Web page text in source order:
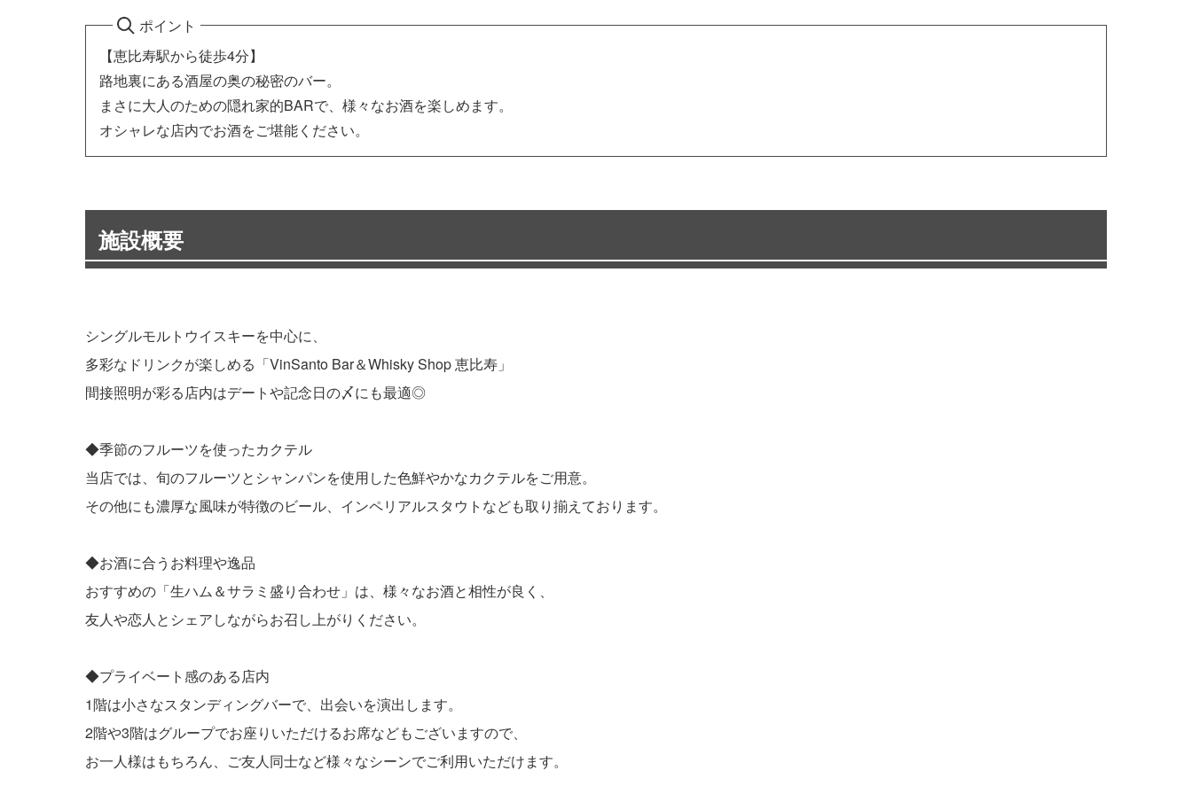
ポイント
【恵比寿駅から徒歩4分】
路地裏にある酒屋の奥の秘密のバー。
まさに大人のための隠れ家的BARで、様々なお酒を楽しめます。
オシャレな店内でお酒をご堪能ください。
施設概要
シングルモルトウイスキーを中心に、
多彩なドリンクが楽しめる「VinSanto Bar＆Whisky Shop 恵比寿」
間接照明が彩る店内はデートや記念日の〆にも最適◎
◆季節のフルーツを使ったカクテル
当店では、旬のフルーツとシャンパンを使用した色鮮やかなカクテルをご用意。
その他にも濃厚な風味が特徴のビール、インペリアルスタウトなども取り揃えております。
◆お酒に合うお料理や逸品
おすすめの「生ハム＆サラミ盛り合わせ」は、様々なお酒と相性が良く、
友人や恋人とシェアしながらお召し上がりください。
◆プライベート感のある店内
1階は小さなスタンディングバーで、出会いを演出します。
2階や3階はグループでお座りいただけるお席などもございますので、
お一人様はもちろん、ご友人同士など様々なシーンでご利用いただけます。